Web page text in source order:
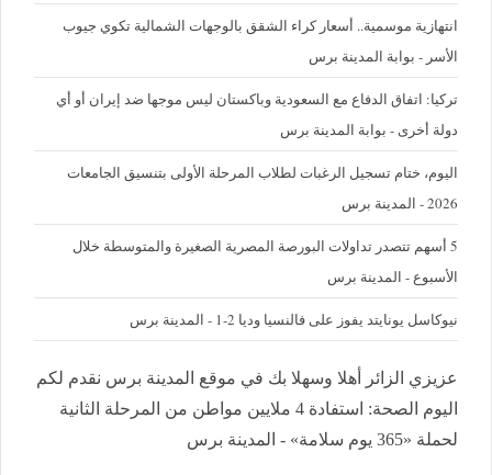
‪انتهازية موسمية.. أسعار كراء الشقق بالوجهات الشمالية تكوي جيوب
الأسر - بوابة المدينة برس
تركيا: اتفاق الدفاع مع السعودية وباكستان ليس موجها ضد إيران أو أي
دولة أخرى - بوابة المدينة برس
اليوم، ختام تسجيل الرغبات لطلاب المرحلة الأولى بتنسيق الجامعات
2026 - المدينة برس
5 أسهم تتصدر تداولات البورصة المصرية الصغيرة والمتوسطة خلال
الأسبوع - المدينة برس
نيوكاسل يونايتد يفوز على فالنسيا وديا 2-1 - المدينة برس
عزيزي الزائر أهلا وسهلا بك في موقع المدينة برس نقدم لكم
اليوم الصحة: استفادة 4 ملايين مواطن من المرحلة الثانية
لحملة «365 يوم سلامة» - المدينة برس